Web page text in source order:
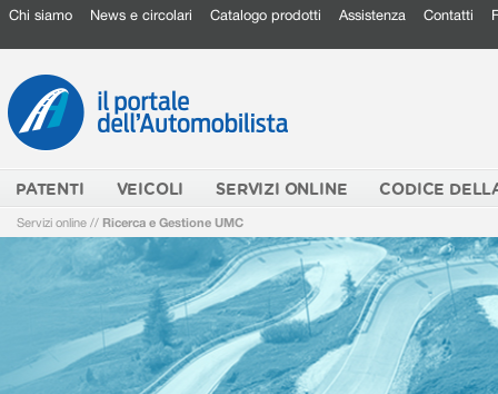
Chi siamo News e circolari Catalogo prodotti Assistenza Contatti
PATENTI VEICOLI SERVIZI ONLINE CODICE
Servizi online // Ricerca e Gestione UMC